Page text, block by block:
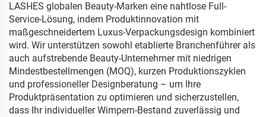
LASHES globalen Beauty-Marken eine nahtlose Full-
Service-Lösung, indem Produktinnovation mit
maßgeschneidertem Luxus-Verpackungsdesign kombiniert
wird. Wir unterstützen sowohl etablierte Branchenführer als
auch aufstrebende Beauty-Unternehmer mit niedrigen
Mindestbestellmengen (MOQ), kurzen Produktionszyklen
und professioneller Designberatung – um Ihre
Produktpräsentation zu optimieren und sicherzustellen,
dass Ihr individueller Wimpern-Bestand zuverlässig und